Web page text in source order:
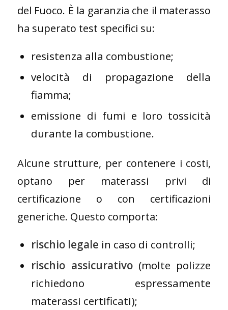
del Fuoco. È la garanzia che il materasso
ha superato test specifici su:
resistenza alla combustione;
velocità di propagazione della
fiamma;
emissione di fumi e loro tossicità
durante la combustione.
Alcune strutture, per contenere i costi,
optano per materassi privi di
certificazione o con certificazioni
generiche. Questo comporta:
rischio legale in caso di controlli;
rischio assicurativo(molte polizze
richiedono espressamente
materassi certificati);